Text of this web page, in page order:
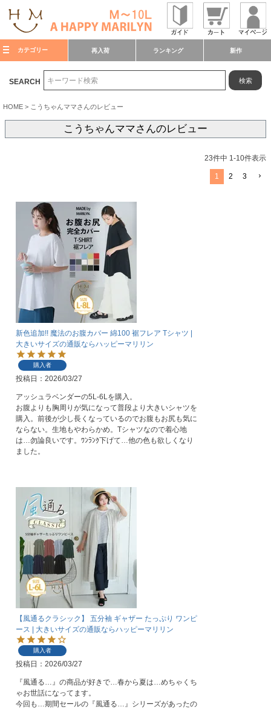
カテゴリー 再入荷 ランキング 新作
SEARCH 検索
HOME こうちゃんママさんのレビュー
こうちゃんママさんのレビュー
23件中 1-10件表示
1 2 3
新色追加!! 魔法のお腹カバー 綿100 裾フレア Tシャツ |
大きいサイズの通販ならハッピーマリリン
購入者
投稿日 2026/03/27
アッシュラベンダーの5L-6Lを購入。
お腹よりも胸周りが気になって普段より大きいシャツを
購入。前後が少し長くなっているのでお腹もお尻も気に
ならない。生地もやわらかめ。Tシャツなので着心地
は…勿論良いです。ﾜﾝﾗﾝｸ下げて…他の色も欲しくなり
ました。
【風通るクラシック】 五分袖 ギャザー たっぷり ワンピ
ース | 大きいサイズの通販ならハッピーマリリン
購入者
投稿日 2026/03/27
『風通る…』の商品が好きで…春から夏は…めちゃくち
ゃお世話になってます。
今回も…期間セールの『風通る…』シリーズがあったの